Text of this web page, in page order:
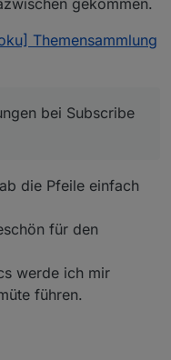
gekommen.
Themensammlung
bei Subscribe
die Pfeile einfach
für den
werde ich mir
führen.